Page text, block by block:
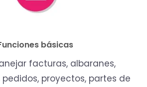
básicas
facturas, albaranes,
pedidos, proyectos, partes de